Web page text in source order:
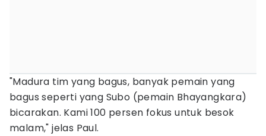
"Madura tim yang bagus, banyak pemain yang
bagus seperti yang Subo (pemain Bhayangkara)
bicarakan. Kami 100 persen fokus untuk besok
malam," jelas Paul.